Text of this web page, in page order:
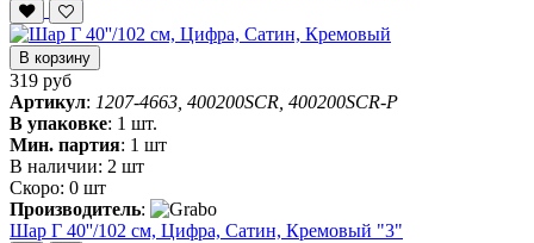
В корзину
319 руб
Артикул: 1207-4663, 400200SCR, 400200SCR-P
В упаковке: 1 шт.
Мин. партия: 1 шт
В наличии: 2 шт
Скоро: 0 шт
Производитель:
Шар Г 40''/102 см, Цифра, Сатин, Кремовый "3"